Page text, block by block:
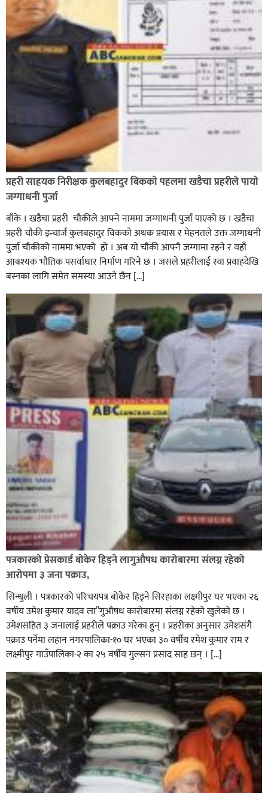
भिक्षा मागेर कारमा घुम्ने बाबाहरूलाई दाङ प्रहरीले पक्राउ,भारत
फर्कने सर्तमा रिहा,
रौतहटमा १२ हजार लिटर पेट्रोल बोकेको ट्यांकर दुर्घटनापछि
आगलागी सडक अबरुद्ध,
घोराहीको समृद्धिका लागि वडा–वडामा विशेष अभियान सञ्चालन
हुने,
प्रहरी साहयक निरीक्षक कुलबहादुर बिककाे पहलमा खडैचा प्रहरीले पायाे
जग्गाधनी पुर्जा
बाँके । खडैचा प्रहरी चाैकीले आफ्ने नाममा जग्गाधनी पुर्जा पाएकाे छ । खडैचा
प्रहरी चाैकी इन्चार्ज कुलबहादुर विककाे अथक प्रयास र मेहनतले उक्त जग्गाधनी
पुर्जा चाैकीकाे नाममा भएको हाे । अब याे चाैकी आफ्नै जग्गामा रहने र यहाँ
आबश्यक भाैतिक पसर्वाधार निर्माण गरिने छ । जसले प्रहरीलाई स्वा प्रवाहदेखि
बस्नका लागि समेत समस्या आउने छैन […]
पत्रकारको प्रेसकार्ड बोकेर हिड्ने लागुऔषध कारोबारमा संलग्न रहेको
आरोपमा ३ जना पक्राउ,
सिन्धुली । पत्रकारको परिचयपत्र बोकेर हिड्ने सिरहाका लक्ष्मीपुर घर भएका २६
वर्षीय उमेश कुमार यादव ला”गुऔषध कारोबारमा संलग्न रहेको खुलेको छ ।
उमेशसहित ३ जनालाई प्रहरीले पक्राउ गरेका हुन् । प्रहरीका अनुसार उमेशसंगै
पक्राउ पर्नेमा लहान नगरपालिका-१० घर भएका ३० वर्षीय रमेश कुमार राम र
लक्ष्मीपुर गाउँपालिका-२ का २५ वर्षीय गुल्सन प्रसाद साह छन् । […]